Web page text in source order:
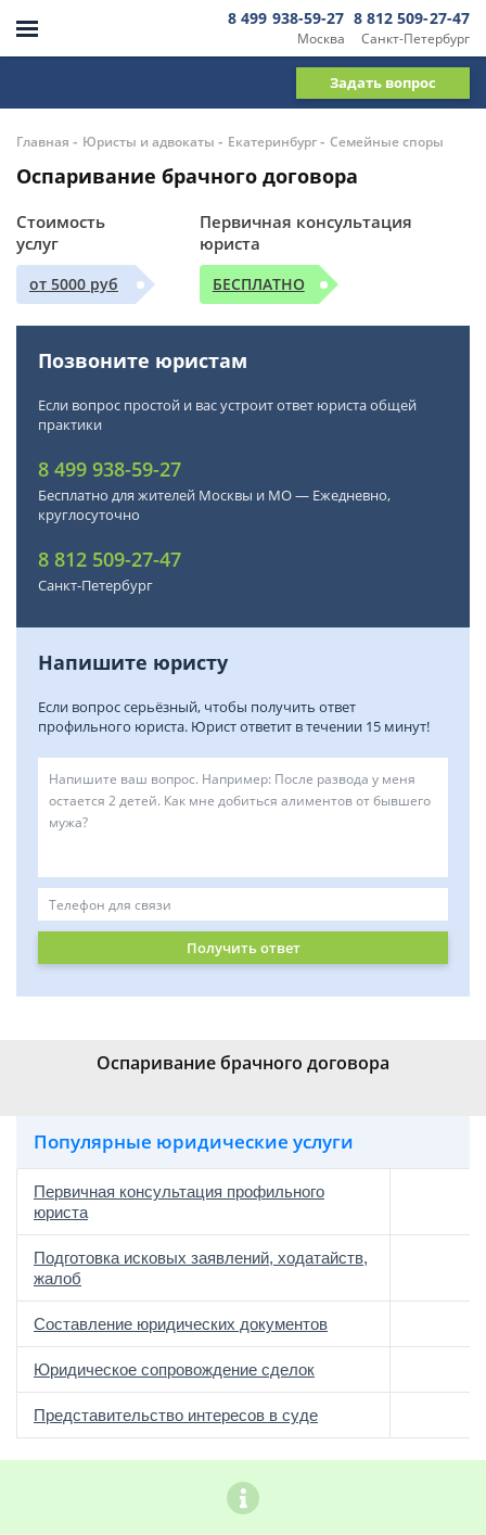
Москва
8 499 938-59-27
Санкт-Петербург
8 812 509-27-47
Задать вопрос
Главная - Юристы и адвокаты - Екатеринбург- Семейные споры
Оспаривание брачного договора
Стоимость
услуг
от 5000 руб
Первичная консультация
юриста
БЕСПЛАТНО
Позвоните юристам
Если вопрос простой и вас устроит ответ юриста общей
практики
8 499 938-59-27
Бесплатно для жителей Москвы и МО — Ежедневно,
круглосуточно
8 812 509-27-47
Санкт-Петербург
Напишите юристу
Если вопрос серьёзный, чтобы получить ответ
профильного юриста. Юрист ответит в течении 15 минут!
Получить ответ
Оспаривание брачного договора
Популярные юридические услуги
Первичная консультация профильного
юриста
Подготовка исковых заявлений, ходатайств,
жалоб
Составление юридических документов
Юридическое сопровождение сделок
Представительство интересов в суде